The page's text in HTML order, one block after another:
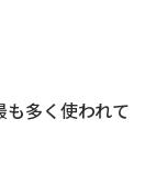
多く使われて